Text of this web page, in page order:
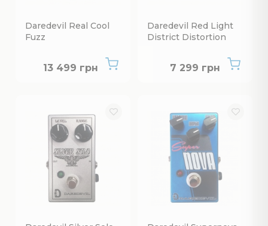
Daredevil Real Cool
Fuzz
13 499 грн
Немає в наявності
Daredevil Red Light
District Distortion
7 299 грн
Немає в